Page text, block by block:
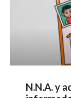
N.N.A. y